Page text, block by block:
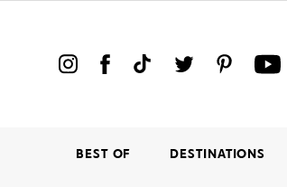
BEST OF DESTINATIONS